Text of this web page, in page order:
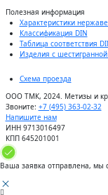
Полезная информация
Характеристики
Классификация DIN
Таблица соответствия
Изделия с
Схема проезда
ООО ТМК, 2024. Метизы и
Звоните: +7 (495) 363-02-32
Напишите нам
ИНН 9713016497
КПП 645201001
Ваша заявка отправлена, мы